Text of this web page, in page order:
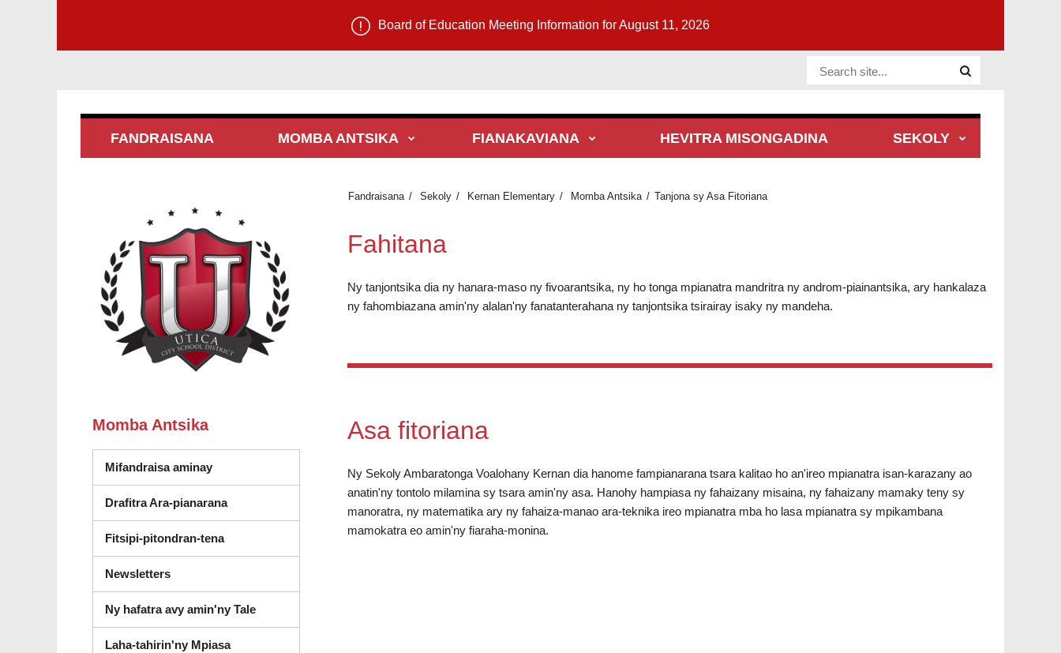
Board of Education Meeting Information for August 11, 2026
Website Site
FANDRAISANA MOMBA ANTSIKA FIANAKAVIANA HEVITRA MISONGADINA SEKOLY
Fandraisana Sekoly Kernan Elementary Momba Antsika Tanjona sy Asa Fitoriana
Fahitana
Ny tanjontsika dia ny hanara-maso ny fivoarantsika, ny ho tonga mpianatra mandritra ny androm-piainantsika, ary hankalaza
ny fahombiazana amin'ny alalan'ny fanatanterahana ny tanjontsika tsirairay isaky ny mandeha.
Asa fitoriana
Ny Sekoly Ambaratonga Voalohany Kernan dia hanome fampianarana tsara kalitao ho an'ireo mpianatra isan-karazany ao
anatin'ny tontolo milamina sy tsara amin'ny asa. Hanohy hampiasa ny fahaizany misaina, ny fahaizany mamaky teny sy
manoratra, ny matematika ary ny fahaiza-manao ara-teknika ireo mpianatra mba ho lasa mpianatra sy mpikambana
mamokatra eo amin'ny fiaraha-monina.
Momba Antsika
Mifandraisa aminay
Drafitra Ara-pianarana
Fitsipi-pitondran-tena
Newsletters
Ny hafatra avy amin'ny Tale
Laha-tahirin'ny Mpiasa